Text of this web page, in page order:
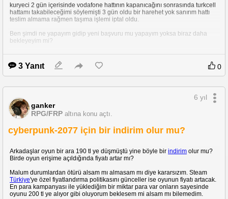
kuryeci 2 gün içerisinde vodafone hattının kapanıcağını sonrasında turkcell
hattamı takabileceğimi söylemişti 3 gün oldu bir harehet yok sanırım hattı
teslim almama rağmen taşıma işlemi iptal oldu.
Ben şimdi ne yapayım gidip yeni başvuru mu yapayım yoksa biraz daha
bekleyeyim mi?
3 Yanıt 0
ganker
RPG/FRP altına konu açtı.
6 yıl
cyberpunk-2077 için bir indirim olur mu?
Arkadaşlar oyun bir ara 190 tl ye düşmüştü yine böyle bir indirim olur mu?
Birde oyun erişime açıldığında fiyatı artar mı?
Malum durumlardan ötürü alsam mı almasam mı diye kararsızım. Steam
Türkiye'ye özel fiyatlandırma politikasını günceller ise oyunun fiyatı artacak.
En para kampanyası ile yüklediğim bir miktar para var onların sayesinde
oyunu 200 tl ye alıyor gibi oluyorum beklesem mi alsam mı bilemedim.